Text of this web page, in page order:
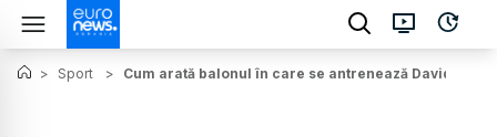
> Sport > Cum arată balonul în care se antrenează David